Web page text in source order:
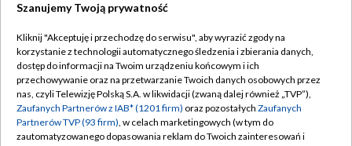
TVP
Abonament TVP
Emisja w TVP
Centrum informacji TVP
Regulamin TVP
Polityka prywatności
Moje zgody
Szanujemy Twoją prywatność
Kliknij "Akceptuję i przechodzę do serwisu", aby wyrazić zgody na
korzystanie z technologii automatycznego śledzenia i zbierania danych,
dostęp do informacji na Twoim urządzeniu końcowym i ich
przechowywanie oraz na przetwarzanie Twoich danych osobowych przez
nas, czyli Telewizję Polską S.A. w likwidacji (zwaną dalej również „TVP”),
Zaufanych Partnerów z IAB* (1201 firm) oraz pozostałych Zaufanych
Partnerów TVP (93 firm), w celach marketingowych (w tym do
zautomatyzowanego dopasowania reklam do Twoich zainteresowań i